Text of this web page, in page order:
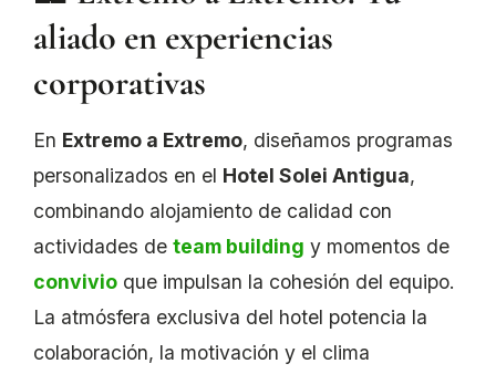
aliado en experiencias
corporativas
En Extremo a Extremo, diseñamos programas
personalizados en el Hotel Solei Antigua,
combinando alojamiento de calidad con
actividades de team building y momentos de
convivio que impulsan la cohesión del equipo.
La atmósfera exclusiva del hotel potencia la
colaboración, la motivación y el clima